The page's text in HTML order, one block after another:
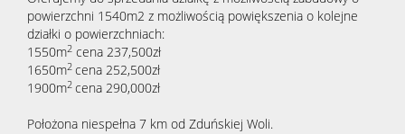
powierzchni 1540m2 z możliwością powiększenia o kolejne
działki o powierzchniach:
1550m2 cena 237,500zł
1650m2 cena 252,500zł
1900m2 cena 290,000zł
Położona niespełna 7 km od Zduńskiej Woli.